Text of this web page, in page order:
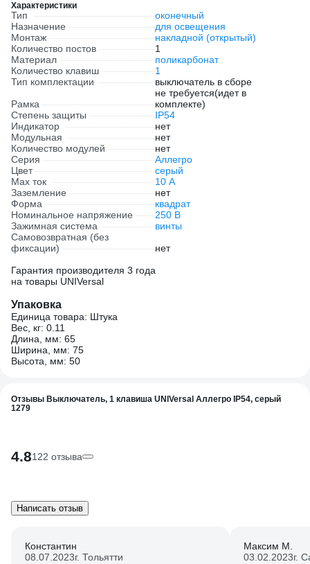
Характеристики
Тип
оконечный
Назначение
для освещения
Монтаж
накладной (открытый)
Количество постов
1
Материал
поликарбонат
Количество клавиш
1
Тип комплектации
выключатель в сборе
Рамка
не требуется(идет в
комплекте)
Степень защиты
IP54
Индикатор
нет
Модульная
нет
Количество модулей
нет
Серия
Аллегро
Цвет
серый
Max ток
10 А
Заземление
нет
Форма
квадрат
Номинальное напряжение
250 В
Зажимная система
винты
Самовозвратная (без
фиксации)
нет
Гарантия производителя 3 года
на товары UNIVersal
Упаковка
Единица товара: Штука
Вес, кг: 0.11
Длина, мм: 65
Ширина, мм: 75
Высота, мм: 50
Отзывы Выключатель, 1 клавиша UNIVersal Аллегро IP54, серый
1279
4.8122 отзыва
Написать отзыв
Константин
08.07.2023г. Тольятти
Максим М.
03.02.2023г.